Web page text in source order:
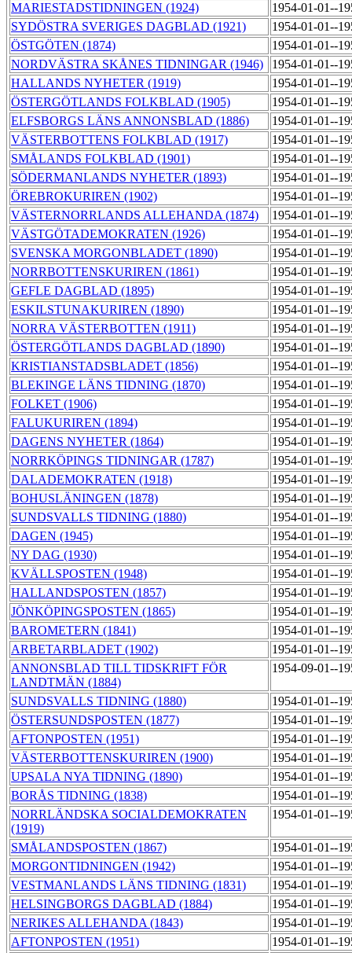
MARIESTADSTIDNINGEN (1924)
1954-01-01--
SYDÖSTRA SVERIGES DAGBLAD (1921)
1954-01-01--
ÖSTGÖTEN (1874)
1954-01-01--
NORDVÄSTRA SKÅNES TIDNINGAR (1946)
1954-01-01--
HALLANDS NYHETER (1919)
1954-01-01--
ÖSTERGÖTLANDS FOLKBLAD (1905)
1954-01-01--
ELFSBORGS LÄNS ANNONSBLAD (1886)
1954-01-01--
VÄSTERBOTTENS FOLKBLAD (1917)
1954-01-01--
SMÅLANDS FOLKBLAD (1901)
1954-01-01--
SÖDERMANLANDS NYHETER (1893)
1954-01-01--
ÖREBROKURIREN (1902)
1954-01-01--
VÄSTERNORRLANDS ALLEHANDA (1874)
1954-01-01--
VÄSTGÖTADEMOKRATEN (1926)
1954-01-01--
SVENSKA MORGONBLADET (1890)
1954-01-01--
NORRBOTTENSKURIREN (1861)
1954-01-01--
GEFLE DAGBLAD (1895)
1954-01-01--
ESKILSTUNAKURIREN (1890)
1954-01-01--
NORRA VÄSTERBOTTEN (1911)
1954-01-01--
ÖSTERGÖTLANDS DAGBLAD (1890)
1954-01-01--
KRISTIANSTADSBLADET (1856)
1954-01-01--
BLEKINGE LÄNS TIDNING (1870)
1954-01-01--
FOLKET (1906)
1954-01-01--
FALUKURIREN (1894)
1954-01-01--
DAGENS NYHETER (1864)
1954-01-01--
NORRKÖPINGS TIDNINGAR (1787)
1954-01-01--
DALADEMOKRATEN (1918)
1954-01-01--
BOHUSLÄNINGEN (1878)
1954-01-01--
SUNDSVALLS TIDNING (1880)
1954-01-01--
DAGEN (1945)
1954-01-01--
NY DAG (1930)
1954-01-01--
KVÄLLSPOSTEN (1948)
1954-01-01--
HALLANDSPOSTEN (1857)
1954-01-01--
JÖNKÖPINGSPOSTEN (1865)
1954-01-01--
BAROMETERN (1841)
1954-01-01--
ARBETARBLADET (1902)
1954-01-01--
ANNONSBLAD TILL TIDSKRIFT FÖR
LANDTMÄN (1884)
1954-09-01--
SUNDSVALLS TIDNING (1880)
1954-01-01--
ÖSTERSUNDSPOSTEN (1877)
1954-01-01--
AFTONPOSTEN (1951)
1954-01-01--
VÄSTERBOTTENSKURIREN (1900)
1954-01-01--
UPSALA NYA TIDNING (1890)
1954-01-01--
BORÅS TIDNING (1838)
1954-01-01--
NORRLÄNDSKA SOCIALDEMOKRATEN
(1919)
1954-01-01--
SMÅLANDSPOSTEN (1867)
1954-01-01--
MORGONTIDNINGEN (1942)
1954-01-01--
VESTMANLANDS LÄNS TIDNING (1831)
1954-01-01--
HELSINGBORGS DAGBLAD (1884)
1954-01-01--
NERIKES ALLEHANDA (1843)
1954-01-01--
AFTONPOSTEN (1951)
1954-01-01--